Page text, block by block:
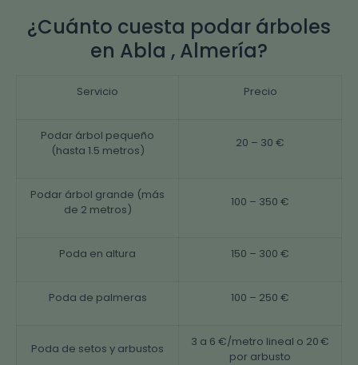
¿Cuánto cuesta podar árboles
en Abla , Almería?
Servicio Precio
Podar árbol pequeño
(hasta 1.5 metros)
20 – 30 €
Podar árbol grande (más
de 2 metros)
100 – 350 €
Poda en altura 150 – 300 €
Poda de palmeras 100 – 250 €
Poda de setos y arbustos
3 a 6 €/metro lineal o 20 €
por arbusto